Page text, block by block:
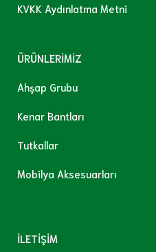
KVKK Aydınlatma Metni
ÜRÜNLERİMİZ
Ahşap Grubu
Kenar Bantları
Tutkallar
Mobilya Aksesuarları
İLETİŞİM